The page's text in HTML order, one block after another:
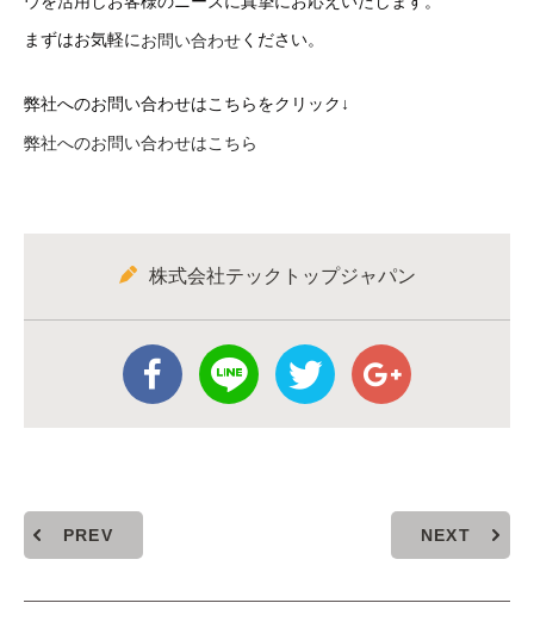
まずはお気軽にお問い合わせください。
弊社へのお問い合わせはこちらをクリック↓
弊社へのお問い合わせはこちら
株式会社テックトップジャパン
PREV NEXT